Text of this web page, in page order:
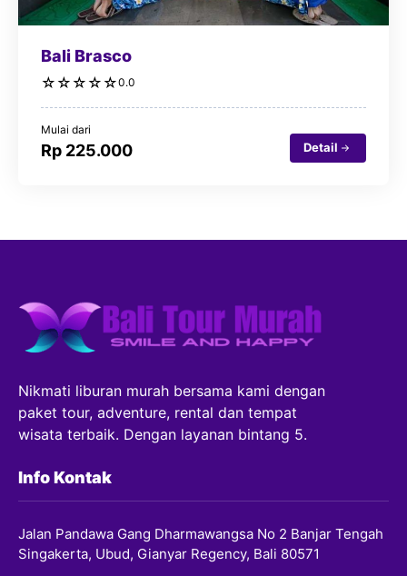
Bali Brasco
☆ ☆ ☆ ☆ ☆0.0
Mulai dari
Rp 225.000 Detail
Nikmati liburan murah bersama kami dengan
paket tour, adventure, rental dan tempat
wisata terbaik. Dengan layanan bintang 5.
Info Kontak
Jalan Pandawa Gang Dharmawangsa No 2 Banjar Tengah
Singakerta, Ubud, Gianyar Regency, Bali 80571